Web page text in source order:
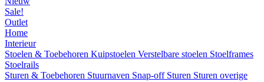
Sale!
Outlet
Home
Interieur
Stoelen & Toebehoren Kuipstoelen Verstelbare stoelen Stoelframes
Stoelrails
Sturen & Toebehoren Stuurnaven Snap-off Sturen Sturen overige